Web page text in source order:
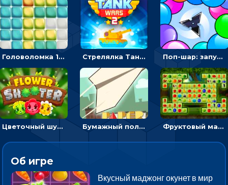
Головоломка 10х10 Стрелялка Танковые войны: бить по танку врага, чтобы уничтожить зло Поп-шар: запускать колючку, чтобы лопать воздушные шарики
Цветочный шутер: стрелять пчелками по цветам Бумажный полет: бросай самолетик и собери бонусы Фруктовый маджонг - найти одинаковые плитки головоломки
Об игре
Вкусный маджонг окунет в мир